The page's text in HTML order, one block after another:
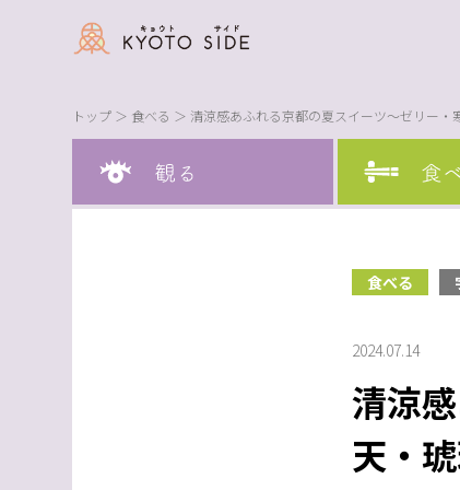
トップ ＞ 食べる ＞ 清涼感あふれる京都の夏スイーツ〜ゼリー・
食べる
2024.07.14
清涼
天・